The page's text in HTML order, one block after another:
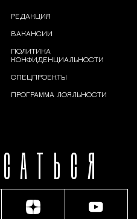
РЕДАКЦИЯ
ВАКАНСИИ
ПОЛИТИКА
КОНФИДЕНЦИАЛЬНОСТИ
СПЕЦПРОЕКТЫ
ПРОГРАММА ЛОЯЛЬНОСТИ